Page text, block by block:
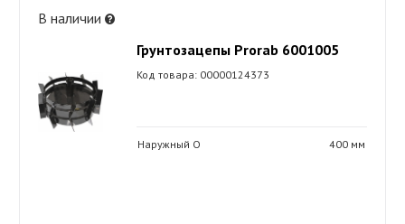
В наличии
Грунтозацепы Prorab 6001005
Код товара: 00000124373
Наружный O 400 мм